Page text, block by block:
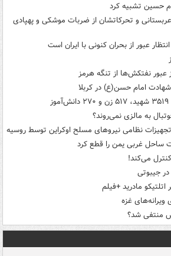
حسین تشبیه کرد
و تحرکاتشان از ضربات موشکی و پهپادی
عبور از بحران کنونی با ایران است
نفتکش‌ها از تنگه هرمز
امام حسن(ع) در کربلا
به مالزی نمی‌روند؟
نظامی نیروهای مسلح اوکراین توسط روسیه
ساحل غربی یمن را قطع کرد
می‌کند!
مادرید +فیلم
ویرانه‌های غزه
منتفی شد؟